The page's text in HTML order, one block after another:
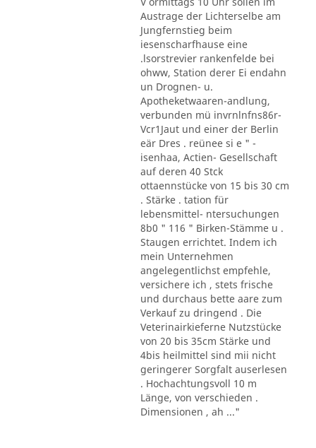
Austrage der Lichterselbe am
Jungfernstieg beim
iesenscharfhause eine
.lsorstrevier rankenfelde bei
ohww, Station derer Ei endahn
un Drognen- u.
Apotheketwaaren-andlung,
verbunden mü invrnlnfns86r-
Vcr1Jaut und einer der Berlin
eär Dres . reünee si e " -
isenhaa, Actien- Gesellschaft
auf deren 40 Stck
ottaennstücke von 15 bis 30 cm
. Stärke . tation für
lebensmittel- ntersuchungen
8b0 " 116 " Birken-Stämme u .
Staugen errichtet. Indem ich
mein Unternehmen
angelegentlichst empfehle,
versichere ich , stets frische
und durchaus bette aare zum
Verkauf zu dringend . Die
Veterinairkieferne Nutzstücke
von 20 bis 35cm Stärke und
4bis heilmittel sind mii nicht
geringerer Sorgfalt auserlesen
. Hochachtungsvoll 10 m
Länge, von verschieden .
Dimensionen , ah ..."